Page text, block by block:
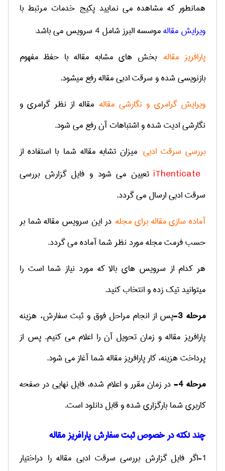
همانطور که مشاهده می نمایید پکیج خدمات مرتبط با
ویرایش مقالهموسسه البرز شامل 4 سرویس می باشد:
پارافریز مقاله: بخش های مشابه مقاله با حفظ مفهوم
بازنویسی شده و سرقت ادبی مقاله رفع میشود.
ویرایش گرامری و نگارشی مقاله: مقاله از نظر گرامری و
نگارشی ادیت شده و اشتباهات آن رفع می شود.
بررسی سرقت ادبی: میزان تشابه مقاله شما با استفاده از
iThenticate تعیین می شود و فایل گزارش بررسی
سرقت ادبی ارسال می گردد.
آماده سازی مقاله برای مجله: در این سرویس مقاله شما بر
حسب فرمت مجله مورد نظر شما آماده می گردد.
هر کدام از سرویس های بالا که مورد نیاز شما است را
میتوانید تیک زده و انتخاب کنید.
مرحله 3-
پس از انجام مراحل فوق و ثبت سفارش، هزینه
پارافریز مقاله و زمان تحویل آن را اعلام می کنیم. پس از
پرداخت هزینه، کار پارافریز مقاله شما آغاز می شود.
مرحله 4-
در زمان مقرر و اعلام شده، فایل نهایی در صفحه
کاربری شما بارگزاری شده و قابل دانلود است.
چند نکته در خصوص ثبت سفارش پارافریز مقاله
1-اگر فایل گزارش بررسی سرقت ادبی مقاله را دراختیار